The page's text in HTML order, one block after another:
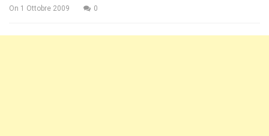
On 1 Ottobre 2009 0